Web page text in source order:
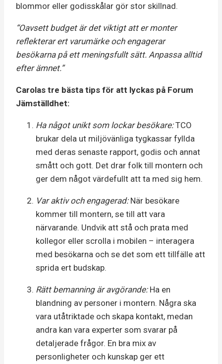
blommor eller godisskålar gör stor skillnad.
“Oavsett budget är det viktigt att er monter
reflekterar ert varumärke och engagerar
besökarna på ett meningsfullt sätt. Anpassa alltid
efter ämnet.”
Carolas tre bästa tips för att lyckas på Forum
Jämställdhet:
Ha något unikt som lockar besökare:TCO
brukar dela ut miljövänliga tygkassar fyllda
med deras senaste rapport, godis och annat
smått och gott. Det drar folk till montern och
ger dem något värdefullt att ta med sig hem.
Var aktiv och engagerad:När besökare
kommer till montern, se till att vara
närvarande. Undvik att stå och prata med
kollegor eller scrolla i mobilen – interagera
med besökarna och se det som ett tillfälle att
sprida ert budskap.
Rätt bemanning är avgörande:Ha en
blandning av personer i montern. Några ska
vara utåtriktade och skapa kontakt, medan
andra kan vara experter som svarar på
detaljerade frågor. En bra mix av
personligheter och kunskap ger ett